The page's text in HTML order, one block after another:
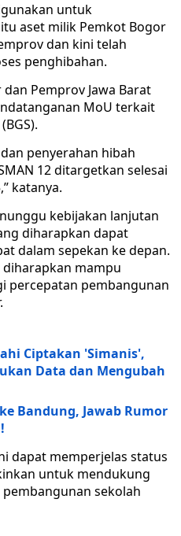
untuk
aset milik Pemkot Bogor
dan kini telah
penghibahan.
Pemprov Jawa Barat
MoU terkait
penyerahan hibah
12 ditargetkan selesai
katanya.
kebijakan lanjutan
diharapkan dapat
dalam sepekan ke depan.
mampu
percepatan pembangunan
Ciptakan 'Simanis',
Data dan Mengubah
Bandung, Jawab Rumor
dapat memperjelas status
untuk mendukung
pembangunan sekolah